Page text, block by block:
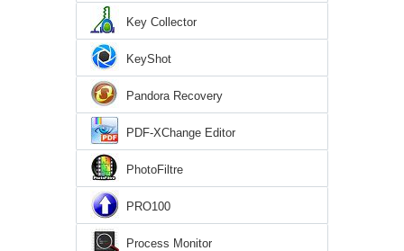
Key Collector
KeyShot
Pandora Recovery
PDF-XChange Editor
PhotoFiltre
PRO100
Process Monitor